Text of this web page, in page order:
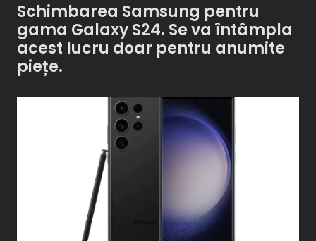
Schimbarea Samsung pentru
gama Galaxy S24. Se va întâmpla
acest lucru doar pentru anumite
piețe.